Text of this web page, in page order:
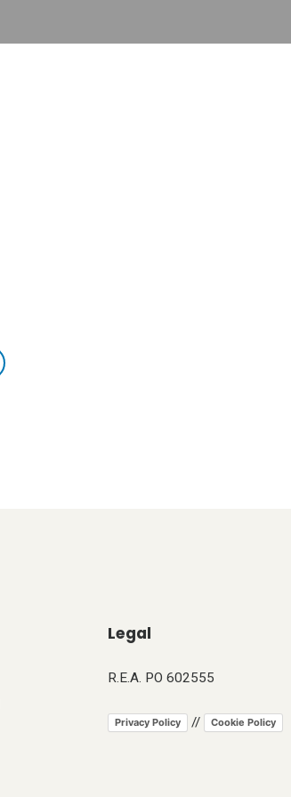
Legal
R.E.A. PO 602555
Privacy Policy // Cookie Policy